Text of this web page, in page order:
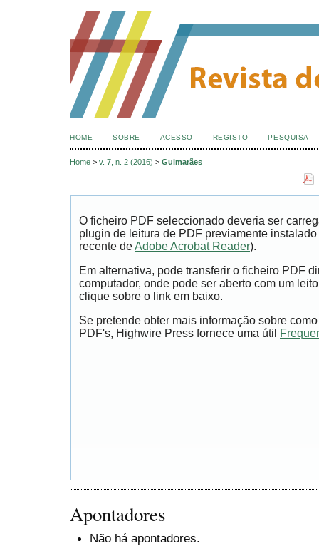
HOME SOBRE ACESSO REGISTO PESQUISA
Home > v. 7, n. 2 (2016) > Guimarães
O ficheiro PDF seleccionado deveria ser
plugin de leitura de PDF previamente
recente deAdobe Acrobat Reader).
Em alternativa, pode transferir o ficheiro PDF
computador, onde pode ser aberto com um
clique sobre o link em baixo.
Se pretende obter mais informação sobre
PDF's, Highwire Press fornece uma útil
Apontadores
Não há apontadores.